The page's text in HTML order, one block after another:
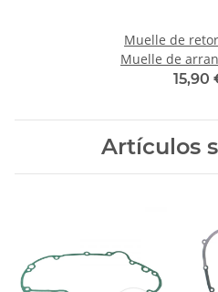
Muelle de
Muelle de
para Honda
15,90
Artículos